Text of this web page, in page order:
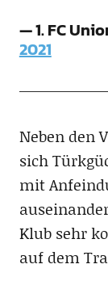
— 1. FC
2021
Neben den
sich
mit
Klub sehr
auf dem